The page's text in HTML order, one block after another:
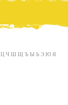
Ц Ч Ш Щ Ъ Ы Ь Э Ю Я